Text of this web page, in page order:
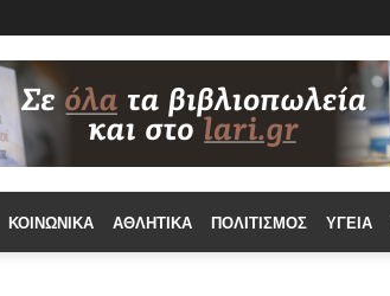
ΚΟΙΝΩΝΙΚΆ ΑΘΛΗΤΙΚΆ ΠΟΛΙΤΙΣΜΌΣ ΥΓΕΊΑ